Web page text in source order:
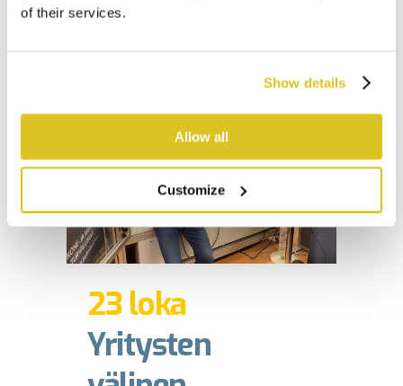
of their services.
Show details
Allow all
Customize
23 loka
Yritysten